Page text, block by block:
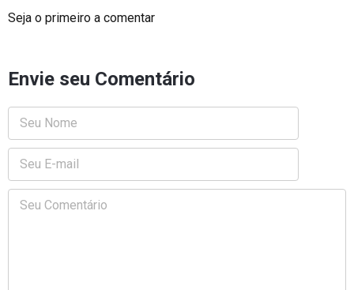
Seja o primeiro a comentar
Envie seu Comentário